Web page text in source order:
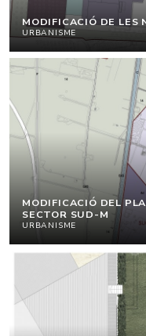
MODIFICACIÓ DE LES
URBANISME
MODIFICACIÓ DEL
SECTOR SUD-M
URBANISME